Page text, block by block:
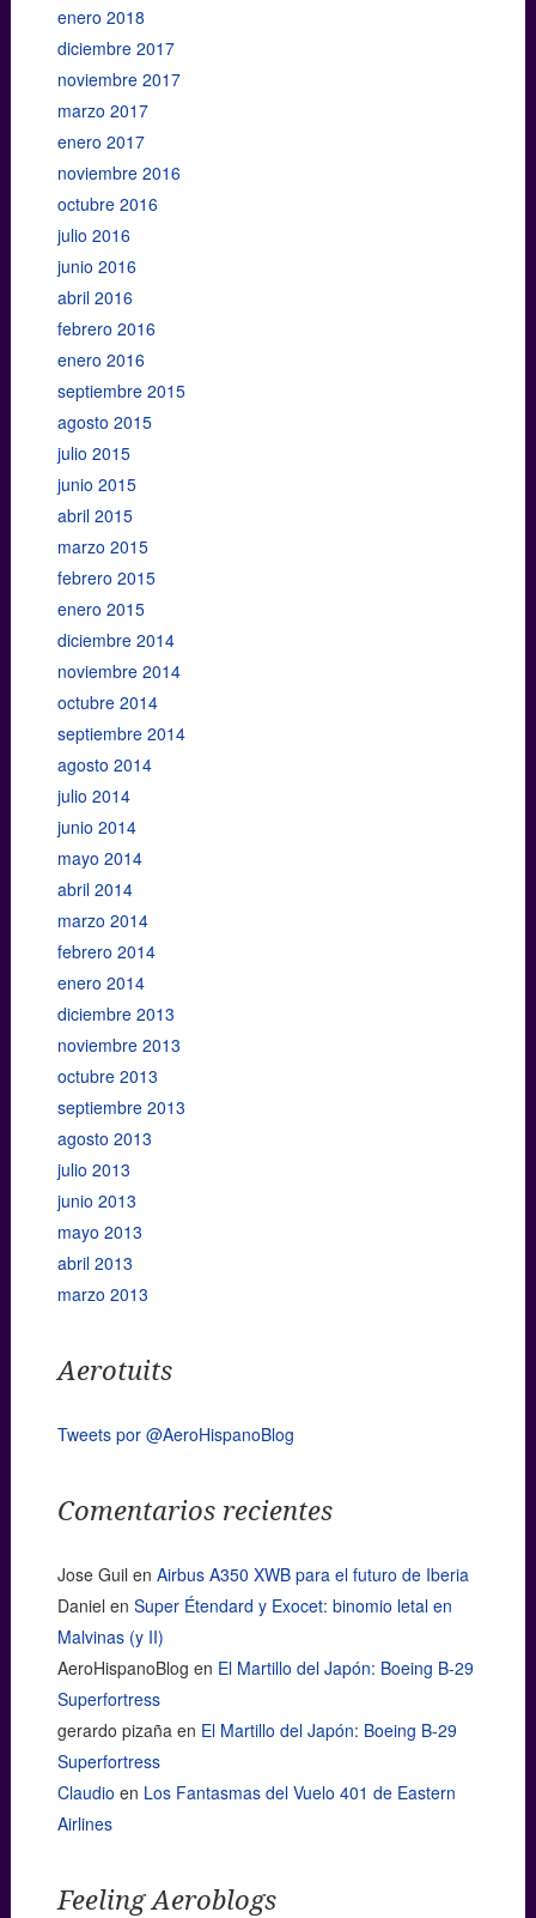
enero 2018
diciembre 2017
noviembre 2017
marzo 2017
enero 2017
noviembre 2016
octubre 2016
julio 2016
junio 2016
abril 2016
febrero 2016
enero 2016
septiembre 2015
agosto 2015
julio 2015
junio 2015
abril 2015
marzo 2015
febrero 2015
enero 2015
diciembre 2014
noviembre 2014
octubre 2014
septiembre 2014
agosto 2014
julio 2014
junio 2014
mayo 2014
abril 2014
marzo 2014
febrero 2014
enero 2014
diciembre 2013
noviembre 2013
octubre 2013
septiembre 2013
agosto 2013
julio 2013
junio 2013
mayo 2013
abril 2013
marzo 2013
Aerotuits
Tweets por @AeroHispanoBlog
Comentarios recientes
Jose Guil en Airbus A350 XWB para el futuro de Iberia
Daniel en Super Étendard y Exocet: binomio letal en
Malvinas (y II)
AeroHispanoBlog en El Martillo del Japón: Boeing B-29
Superfortress
gerardo pizañaen El Martillo del Japón: Boeing B-29
Superfortress
Claudio en Los Fantasmas del Vuelo 401 de Eastern
Airlines
Feeling Aeroblogs